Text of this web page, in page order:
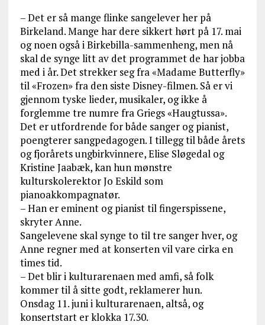
– Det er så mange flinke sangelever her på
Birkeland. Mange har dere sikkert hørt på 17. mai
og noen også i Birkebilla-sammenheng, men nå
skal de synge litt av det programmet de har jobba
med i år. Det strekker seg fra «Madame Butterfly»
til «Frozen» fra den siste Disney-filmen. Så er vi
gjennom tyske lieder, musikaler, og ikke å
forglemme tre numre fra Griegs «Haugtussa».
Det er utfordrende for både sanger og pianist,
poengterer sangpedagogen. I tillegg til både årets
og fjorårets ungbirkvinnere, Elise Sløgedal og
Kristine Jaabæk, kan hun mønstre
kulturskolerektor Jo Eskild som
pianoakkompagnatør.
– Han er eminent og pianist til fingerspissene,
skryter Anne.
Sangelevene skal synge to til tre sanger hver, og
Anne regner med at konserten vil vare cirka en
times tid.
– Det blir i kulturarenaen med amfi, så folk
kommer til å sitte godt, reklamerer hun.
Onsdag 11. juni i kulturarenaen, altså, og
konsertstart er klokka 17.30.